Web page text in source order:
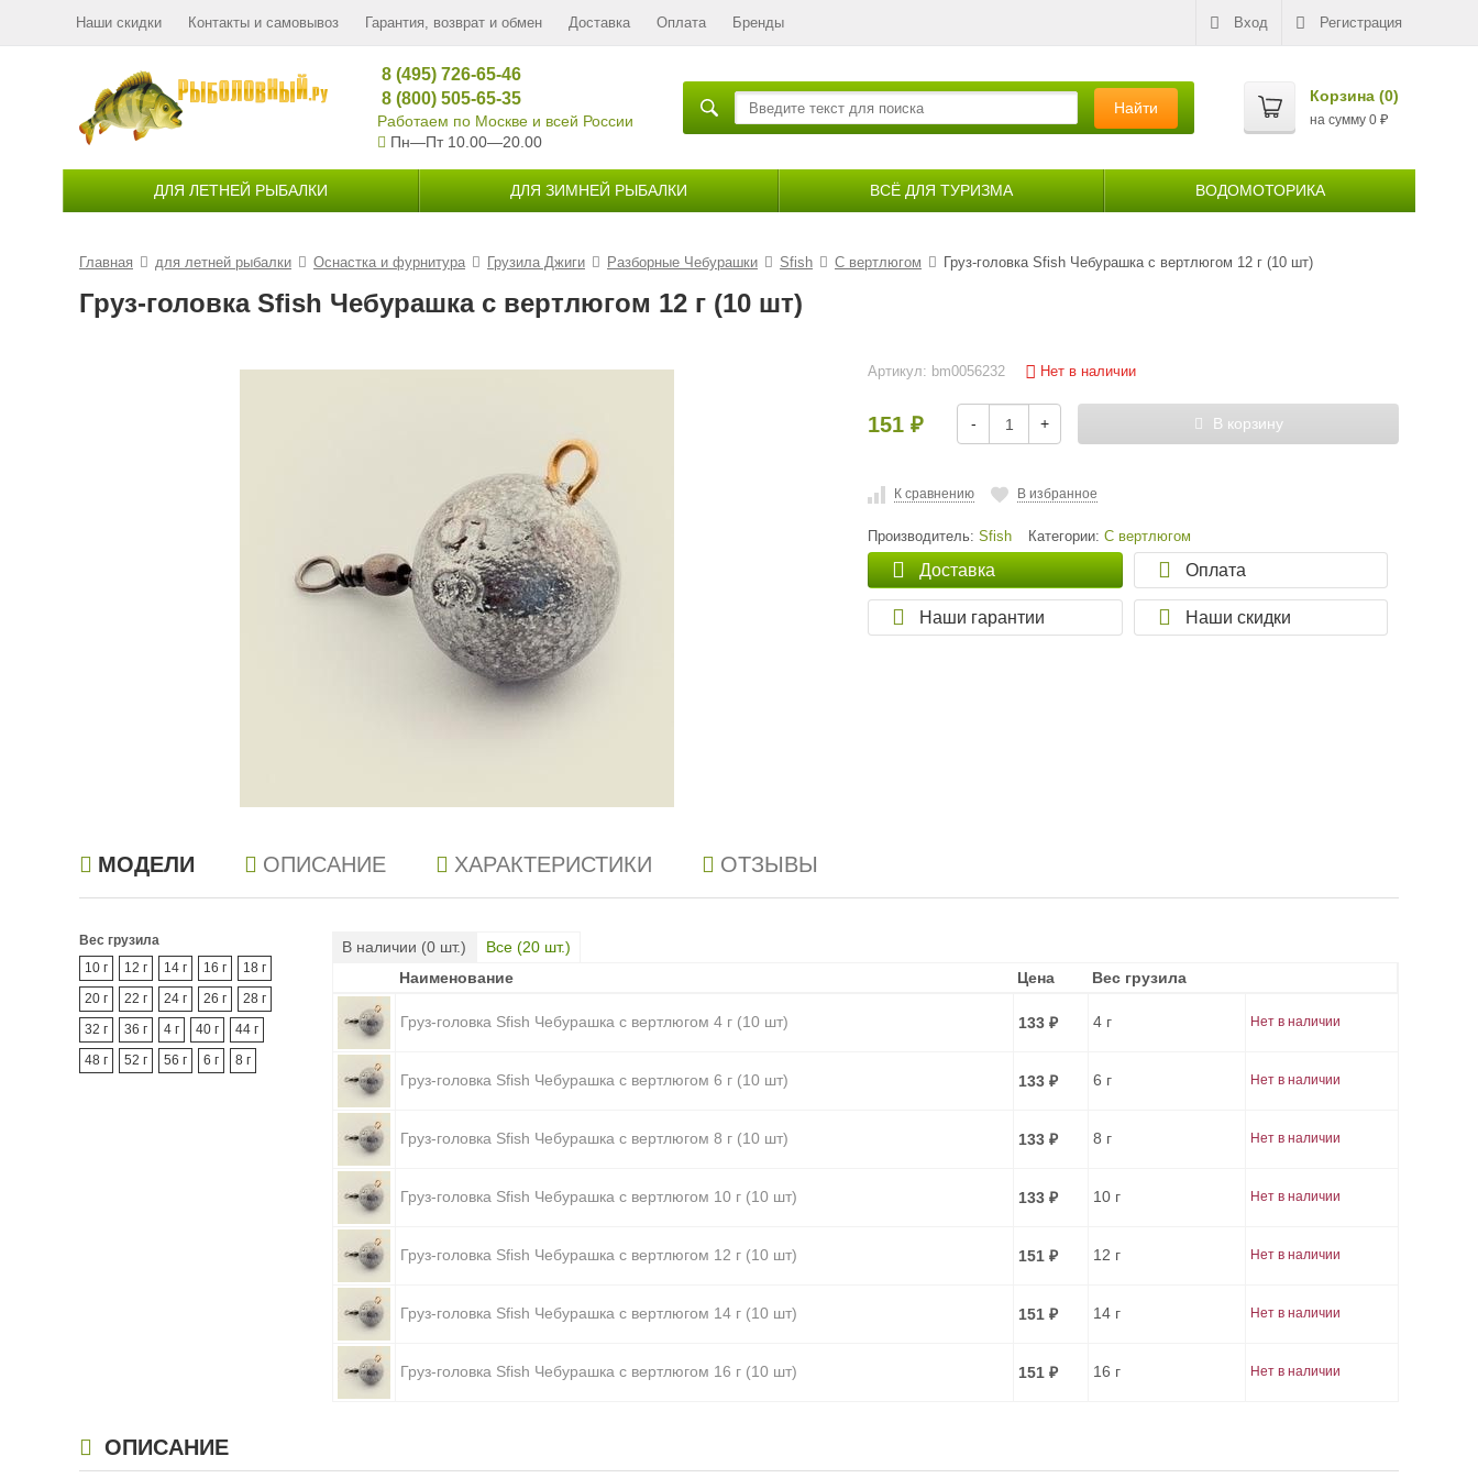
Вход Регистрация
Наши скидки Контакты и самовывоз Гарантия, возврат и обмен Доставка Оплата Бренды
8 (495) 726-65-46
8 (800) 505-65-35
Работаем по Москве и всей России
Пн—Пт 10.00—20.00
Найти
Корзина (0)
на сумму 0 ₽
ДЛЯ ЛЕТНЕЙ РЫБАЛКИ ДЛЯ ЗИМНЕЙ РЫБАЛКИ ВСЁ ДЛЯ ТУРИЗМА ВОДОМОТОРИКА
Главная для летней рыбалки Оснастка и фурнитура Грузила Джиги Разборные Чебурашки Sfish С вертлюгом Груз-головка Sfish Чебурашка с вертлюгом 12 г (10 шт)
Груз-головка Sfish Чебурашка с вертлюгом 12 г (10 шт)
Артикул: bm0056232 Нет в наличии
151₽ - + В корзину
К сравнению В избранное
Производитель:Sfish Категории:С вертлюгом
Доставка Оплата
Наши гарантии Наши скидки
МОДЕЛИ ОПИСАНИЕ ХАРАКТЕРИСТИКИ ОТЗЫВЫ
Вес грузила
10 г
12 г 14 г 16 г
18 г
20 г
22 г 24 г 26 г
28 г
32 г
36 г 4 г 40 г
44 г
48 г
52 г 56 г 6 г 8 г
В наличии (0 шт.) Все (20 шт.)
Наименование
Цена Вес грузила
Наименование Цена Вес грузила
Груз-головка Sfish Чебурашка с вертлюгом 4 г (10 шт) 133 ₽ 4 г Нет в наличии
Груз-головка Sfish Чебурашка с вертлюгом 6 г (10 шт) 133 ₽ 6 г Нет в наличии
Груз-головка Sfish Чебурашка с вертлюгом 8 г (10 шт) 133 ₽ 8 г Нет в наличии
Груз-головка Sfish Чебурашка с вертлюгом 10 г (10 шт) 133 ₽ 10 г Нет в наличии
Груз-головка Sfish Чебурашка с вертлюгом 12 г (10 шт) 151 ₽ 12 г Нет в наличии
Груз-головка Sfish Чебурашка с вертлюгом 14 г (10 шт) 151 ₽ 14 г Нет в наличии
Груз-головка Sfish Чебурашка с вертлюгом 16 г (10 шт) 151 ₽ 16 г Нет в наличии
ОПИСАНИЕ